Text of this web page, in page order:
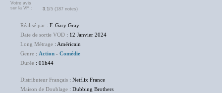
Votre avis
sur la VF :
3.1/5 (187 notes)
Réalisé par : F. Gary Gray
Date de sortie VOD : 12 Janvier 2024
Long Métrage : Américain
Genre : Action - Comédie
Durée : 01h44
Distributeur Français : Netflix France
Maison de Doublage : Dubbing Brothers